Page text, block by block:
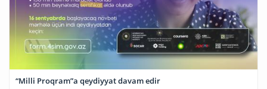
“Milli Proqram”a qeydiyyat davam edir